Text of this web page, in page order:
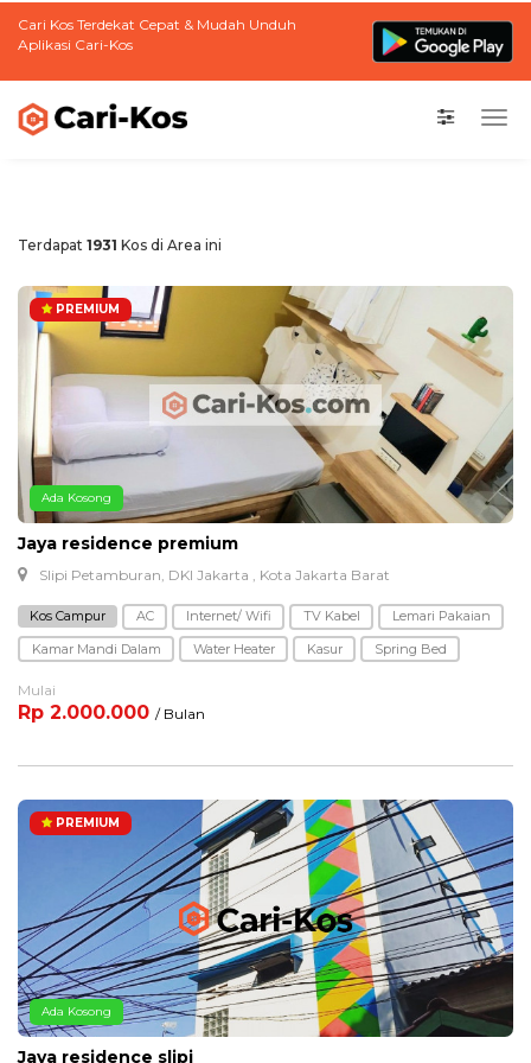
Cari Kos Terdekat Cepat & Mudah Unduh
Aplikasi Cari-Kos
Terdapat 1931 Kos di Area ini
PREMIUM
Ada Kosong
Jaya residence premium
Slipi Petamburan, DKI Jakarta , Kota Jakarta Barat
Kos Campur AC Internet/ Wifi TV Kabel
Lemari Pakaian
Kamar Mandi Dalam
Water Heater Kasur Spring Bed
Mulai
Rp 2.000.000 / Bulan
PREMIUM
Ada Kosong
Jaya residence slipi